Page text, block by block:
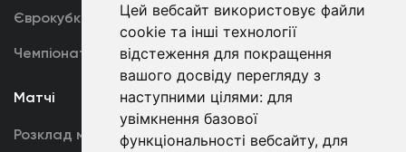
Цей вебсайт використовує файли
cookie та інші технології
відстеження для покращення
вашого досвіду перегляду з
наступними цілями: для
увімкнення базової
функціональності вебсайту, для
Єврокубки
Чемпіонат України
Фотогалерея
Акредитація
Матчі
Розклад матчів
Команда
Перша команда